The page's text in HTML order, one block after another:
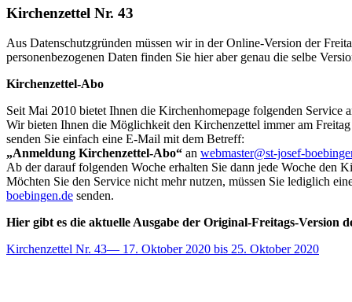
Kirchenzettel Nr. 43
Aus Datenschutzgründen müssen wir in der Online-Version der
personenbezogenen Daten finden Sie hier aber genau die selbe
Kirchenzettel-Abo
Seit Mai 2010 bietet Ihnen die Kirchenhomepage folgenden Service
Wir bieten Ihnen die Möglichkeit den Kirchenzettel immer am
senden Sie einfach eine E-Mail mit dem Betreff:
„Anmeldung Kirchenzettel-Abo“ an webmaster@st-josef-
Ab der darauf folgenden Woche erhalten Sie dann jede Woche den
Möchten Sie den Service nicht mehr nutzen, müssen Sie lediglich
boebingen.de senden.
Hier gibt es die aktuelle Ausgabe der Original-Freitags-Version
Kirchenzettel Nr. 43— 17. Oktober 2020 bis 25. Oktober 2020